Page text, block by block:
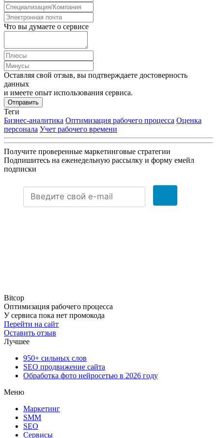
Что вы думаете о сервисе
Оставляя свой отзыв, вы подтверждаете достоверность
данных
и имеете опыт использования сервиса.
Отправить
Теги
Бизнес-аналитика Оптимизация рабочего процесса Оценка
персонала Учет рабочего времени
Получите проверенные маркетинговые стратегии
Подпишитесь на еженедельную рассылку и форму емейл
подписки
Bitcop
Оптимизация рабочего процесса
У сервиса пока нет промокода
Перейти на сайт
Оставить отзыв
Лучшее
950+ сильных слов
SEO продвижение сайта
Обработка фото нейросетью в 2026 году
Меню
Маркетинг
SMM
SEO
Сервисы